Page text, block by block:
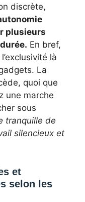
discrète,
plusieurs
En bref,
là
La
quoi que
une marche
sous
tranquille de
silencieux et
et
selon les